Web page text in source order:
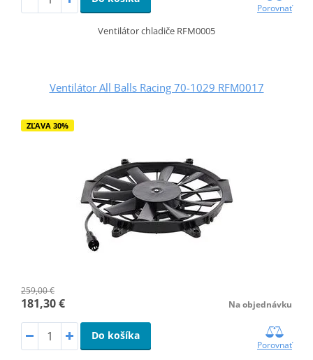
Porovnať
Ventilátor chladiče RFM0005
Ventilátor All Balls Racing 70-1029 RFM0017
ZĽAVA 30%
259,00 €
181,30 € Na objednávku
Do košíka
Porovnať